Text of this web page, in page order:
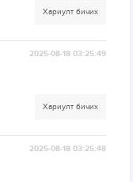
Хариулт бичих
2025-08-18 03:25:49
Хариулт бичих
2025-08-18 03:25:48